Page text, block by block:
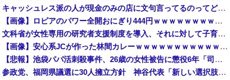
キャッシュレス派の人が現金のみの店に文句言ってるのってどう思う？他
【画像】ロピアのパワー全開おにぎり444円ｗｗｗｗｗｗｗｗｗｗｗｗ
文科省が女性専用の研究者支援制度を導入、それに対して子育て負担に苦しむ若手男性研究者は……
【画像】安心系JCが作った林間カレーｗｗｗｗｗｗｗｗｗｗｗｗｗｗｗｗｗｗｗｗｗｗｗｗ
【悲報】池袋パパ活刺殺事件、26歳の女性被告に懲役6年「司法の女割」批判が紛糾 → ﾈｯﾄ「ジャンポケ斎藤の罪より軽くて草」ｗｗｗｗｗｗｗｗｗｗ...
参政党、福岡県議選に30人擁立方針 神谷代表「新しい選択肢を」